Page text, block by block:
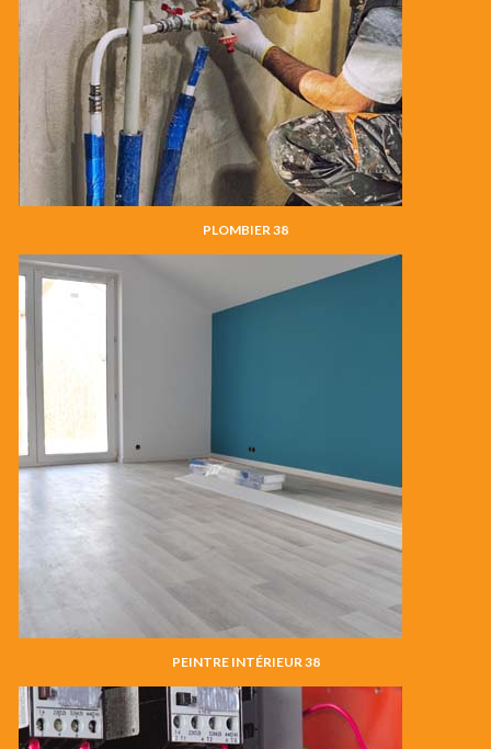
PLOMBIER 38
PEINTRE INTÉRIEUR 38